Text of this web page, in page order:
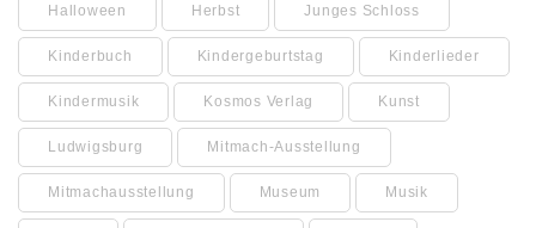
Halloween Herbst Junges Schloss
Kinderbuch Kindergeburtstag Kinderlieder
Kindermusik Kosmos Verlag Kunst
Ludwigsburg Mitmach-Ausstellung
Mitmachausstellung Museum Musik